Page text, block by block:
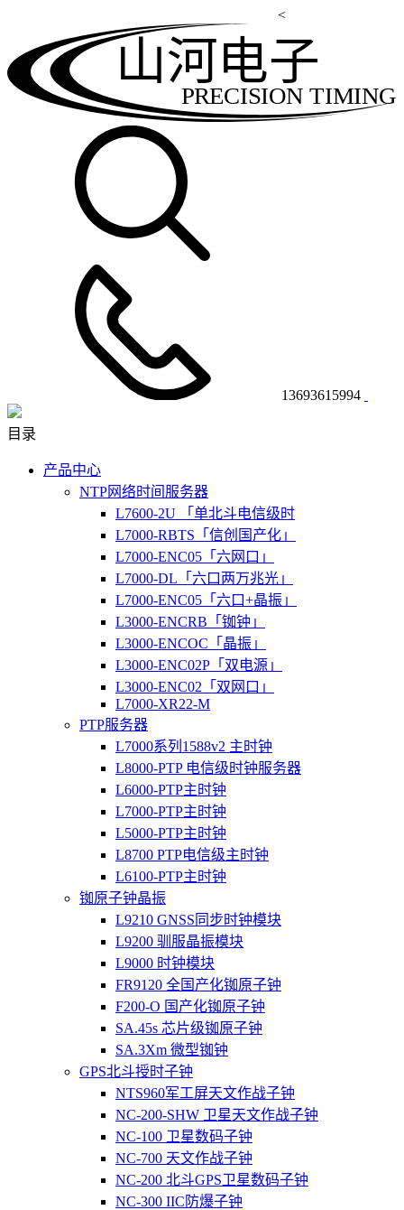
<
PRECISION TIMING
山河电子
13693615994
目录
产品中心
NTP网络时间服务器
L7600-2U 「单北斗电信级时
L7000-RBTS「信创国产化」
L7000-ENC05「六网口」
L7000-DL「六口两万兆光」
L7000-ENC05「六口+晶振」
L3000-ENCRB「铷钟」
L3000-ENCOC「晶振」
L3000-ENC02P「双电源」
L3000-ENC02「双网口」
L7000-XR22-M
PTP服务器
L7000系列1588v2 主时钟
L8000-PTP 电信级时钟服务器
L6000-PTP主时钟
L7000-PTP主时钟
L5000-PTP主时钟
L8700 PTP电信级主时钟
L6100-PTP主时钟
铷原子钟晶振
L9210 GNSS同步时钟模块
L9200 驯服晶振模块
L9000 时钟模块
FR9120 全国产化铷原子钟
F200-O 国产化铷原子钟
SA.45s 芯片级铷原子钟
SA.3Xm 微型铷钟
GPS北斗授时子钟
NTS960军工屏天文作战子钟
NC-200-SHW 卫星天文作战子钟
NC-100 卫星数码子钟
NC-700 天文作战子钟
NC-200 北斗GPS卫星数码子钟
NC-300 IIC防爆子钟